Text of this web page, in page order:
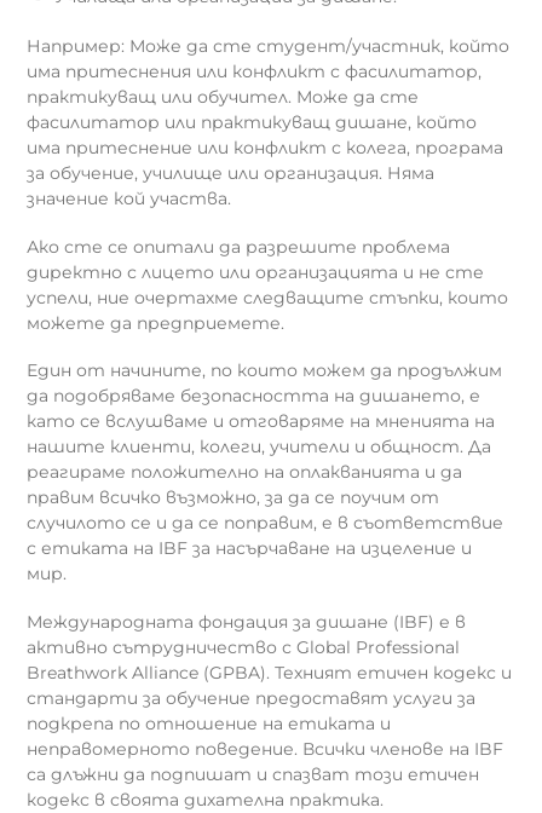
Например: Може да сте студент/участник, който
има притеснения или конфликт с фасилитатор,
практикуващ или обучител. Може да сте
фасилитатор или практикуващ дишане, който
има притеснение или конфликт с колега, програма
за обучение, училище или организация. Няма
значение кой участва.
Ако сте се опитали да разрешите проблема
директно с лицето или организацията и не сте
успели, ние очертахме следващите стъпки, които
можете да предприемете.
Един от начините, по които можем да продължим
да подобряваме безопасността на дишането, е
като се вслушваме и отговаряме на мненията на
нашите клиенти, колеги, учители и общност. Да
реагираме положително на оплакванията и да
правим всичко възможно, за да се поучим от
случилото се и да се поправим, е в съответствие
с етиката на IBF за насърчаване на изцеление и
мир.
Международната фондация за дишане (IBF) е в
активно сътрудничество с Global Professional
Breathwork Alliance (GPBA). Техният етичен кодекс и
стандарти за обучение предоставят услуги за
подкрепа по отношение на етиката и
неправомерното поведение. Всички членове на IBF
са длъжни да подпишат и спазват този етичен
кодекс в своята дихателна практика.